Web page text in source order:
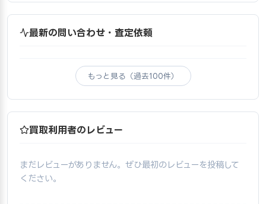
最新の問い合わせ・査定依頼
もっと見る（過去100件）
買取利用者のレビュー
まだレビューがありません。ぜひ最初のレビューを投稿して
ください。